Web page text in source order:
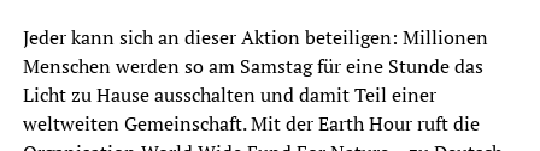
Jeder kann sich an dieser Aktion beteiligen: Millionen
Menschen werden so am Samstag für eine Stunde das
Licht zu Hause ausschalten und damit Teil einer
weltweiten Gemeinschaft. Mit der Earth Hour ruft die